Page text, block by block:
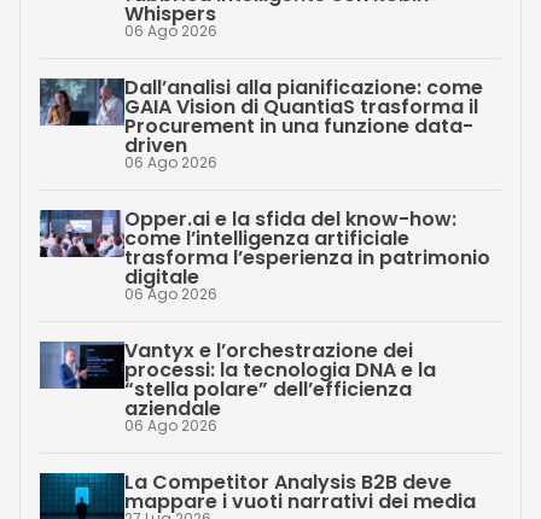
Whispers
06 Ago 2026
Dall’analisi alla pianificazione: come
GAIA Vision di QuantiaS trasforma il
Procurement in una funzione data-
driven
06 Ago 2026
Opper.ai e la sfida del know-how:
come l’intelligenza artificiale
trasforma l’esperienza in patrimonio
digitale
06 Ago 2026
Vantyx e l’orchestrazione dei
processi: la tecnologia DNA e la
“stella polare” dell’efficienza
aziendale
06 Ago 2026
La Competitor Analysis B2B deve
mappare i vuoti narrativi dei media